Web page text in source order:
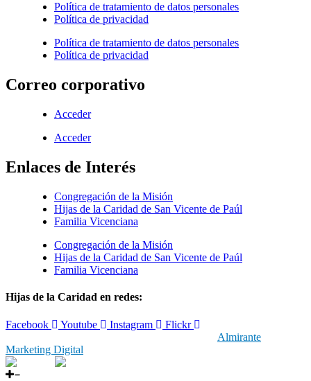
Política de tratamiento de datos personales
Política de privacidad
Política de tratamiento de datos personales
Política de privacidad
Correo corporativo
Acceder
Acceder
Enlaces de Interés
Congregación de la Misión
Hijas de la Caridad de San Vicente de Paúl
Familia Vicenciana
Congregación de la Misión
Hijas de la Caridad de San Vicente de Paúl
Familia Vicenciana
Hijas de la Caridad en redes:
Facebook Youtube Instagram
Flickr
Almirante
Marketing Digital